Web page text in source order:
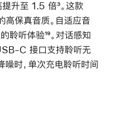
提升至 1.5 倍脚
注
³。这款
保真音质。自适应音
聆听体验脚
注
¹⁹。对话感知
C 接口支持聆听无
噪时，单次充电聆听时间